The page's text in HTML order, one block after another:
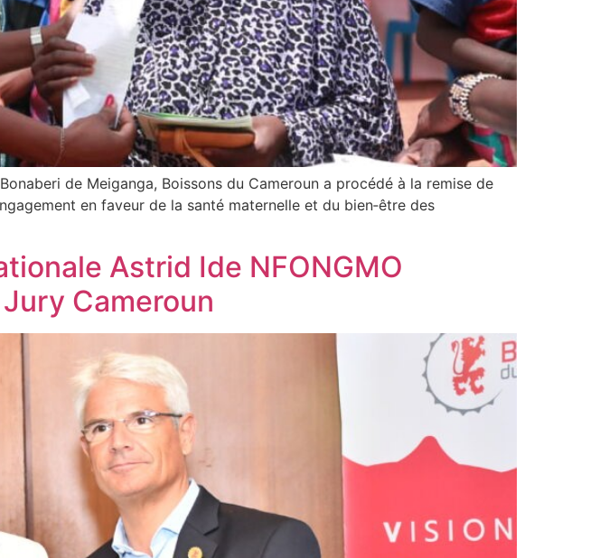
de Meiganga, Boissons du Cameroun a procédé à la remise de
en faveur de la santé maternelle et du bien‑être des
Astrid Ide NFONGMO
Cameroun